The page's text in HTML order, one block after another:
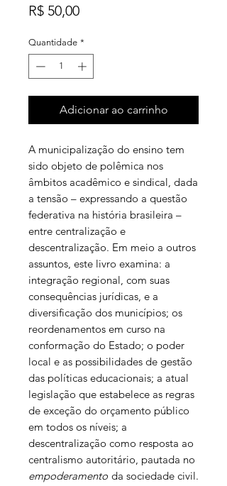
R$ 50,00Preço
Quantidade *
Adicionar ao carrinho
A municipalização do ensino tem
sido objeto de polêmica nos
âmbitos acadêmico e sindical, dada
a tensão – expressando a questão
federativa na história brasileira –
entre centralização e
descentralização. Em meio a outros
assuntos, este livro examina: a
integração regional, com suas
consequências jurídicas, e a
diversificação dos municípios; os
reordenamentos em curso na
conformação do Estado; o poder
local e as possibilidades de gestão
das políticas educacionais; a atual
legislação que estabelece as regras
de exceção do orçamento público
em todos os níveis; a
descentralização como resposta ao
centralismo autoritário, pautada no
empoderamento da sociedade civil.